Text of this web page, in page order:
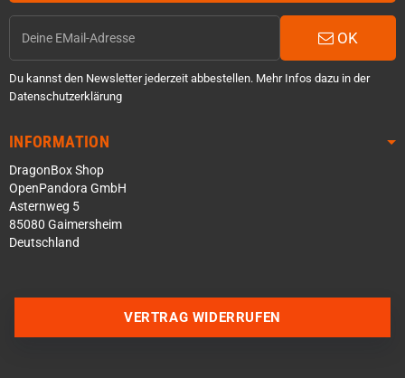
OK
Du kannst den Newsletter jederzeit abbestellen. Mehr Infos dazu in der
Datenschutzerklärung
INFORMATION
DragonBox Shop
OpenPandora GmbH
Asternweg 5
85080 Gaimersheim
Deutschland
Über WhatsApp schreiben
VERTRAG WIDERRUFEN